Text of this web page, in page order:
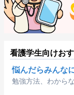
看護学生向けお
悩んだらみんな
勉強方法、わから